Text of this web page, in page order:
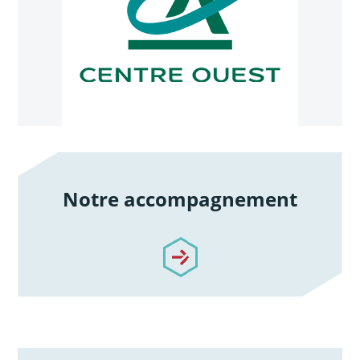
Notre accompagnement
/notre-accompagnement